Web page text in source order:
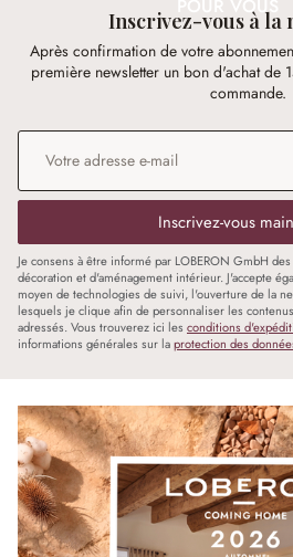
POUR VOUS
Inscrivez-vous à la
Après confirmation de votre
première newsletter un bon d'achat de
commande.
Adresse e-mail
Inscrivez-vous
Je consens à être informé par LOBERON GmbH
décoration et d'aménagement intérieur. J'accepte
moyen de technologies de suivi, l'ouverture de la
lesquels je clique afin de personnaliser les
adressés. Vous trouverez ici les conditions
informations générales sur laprotection des